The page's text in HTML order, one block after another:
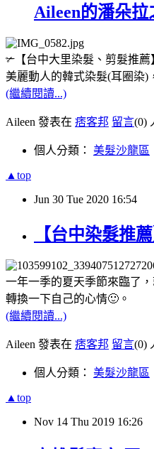
Aileen的潘朵拉
✃ 【台中大里染髮、剪髮推
美麗動人的韓式染髮(耳圈染)
(繼續閱讀...)
Aileen 發表在 痞客邦 留言(0)
個人分類： 美髮沙龍區
▲top
Jun 30 Tue 2020 16:54
【台中染髮推
一年一季的夏天季節來臨了
轉換一下自己的心情🙂。
(繼續閱讀...)
Aileen 發表在 痞客邦 留言(0)
個人分類： 美髮沙龍區
▲top
Nov 14 Thu 2019 16:26